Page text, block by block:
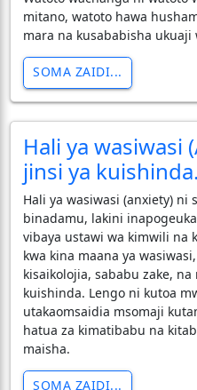
mitano, watoto hawa
mara na kusababisha ukuaji
SOMA ZAIDI...
Hali ya wasiwasi
jinsi ya kuishinda.
Hali ya wasiwasi (anxiety) ni
binadamu, lakini
vibaya ustawi wa kimwili na
kwa kina maana ya
kisaikolojia, sababu zake,
kuishinda. Lengo ni kutoa
utakaomsaidia msomaji
hatua za kimatibabu na
maisha.
SOMA ZAIDI...